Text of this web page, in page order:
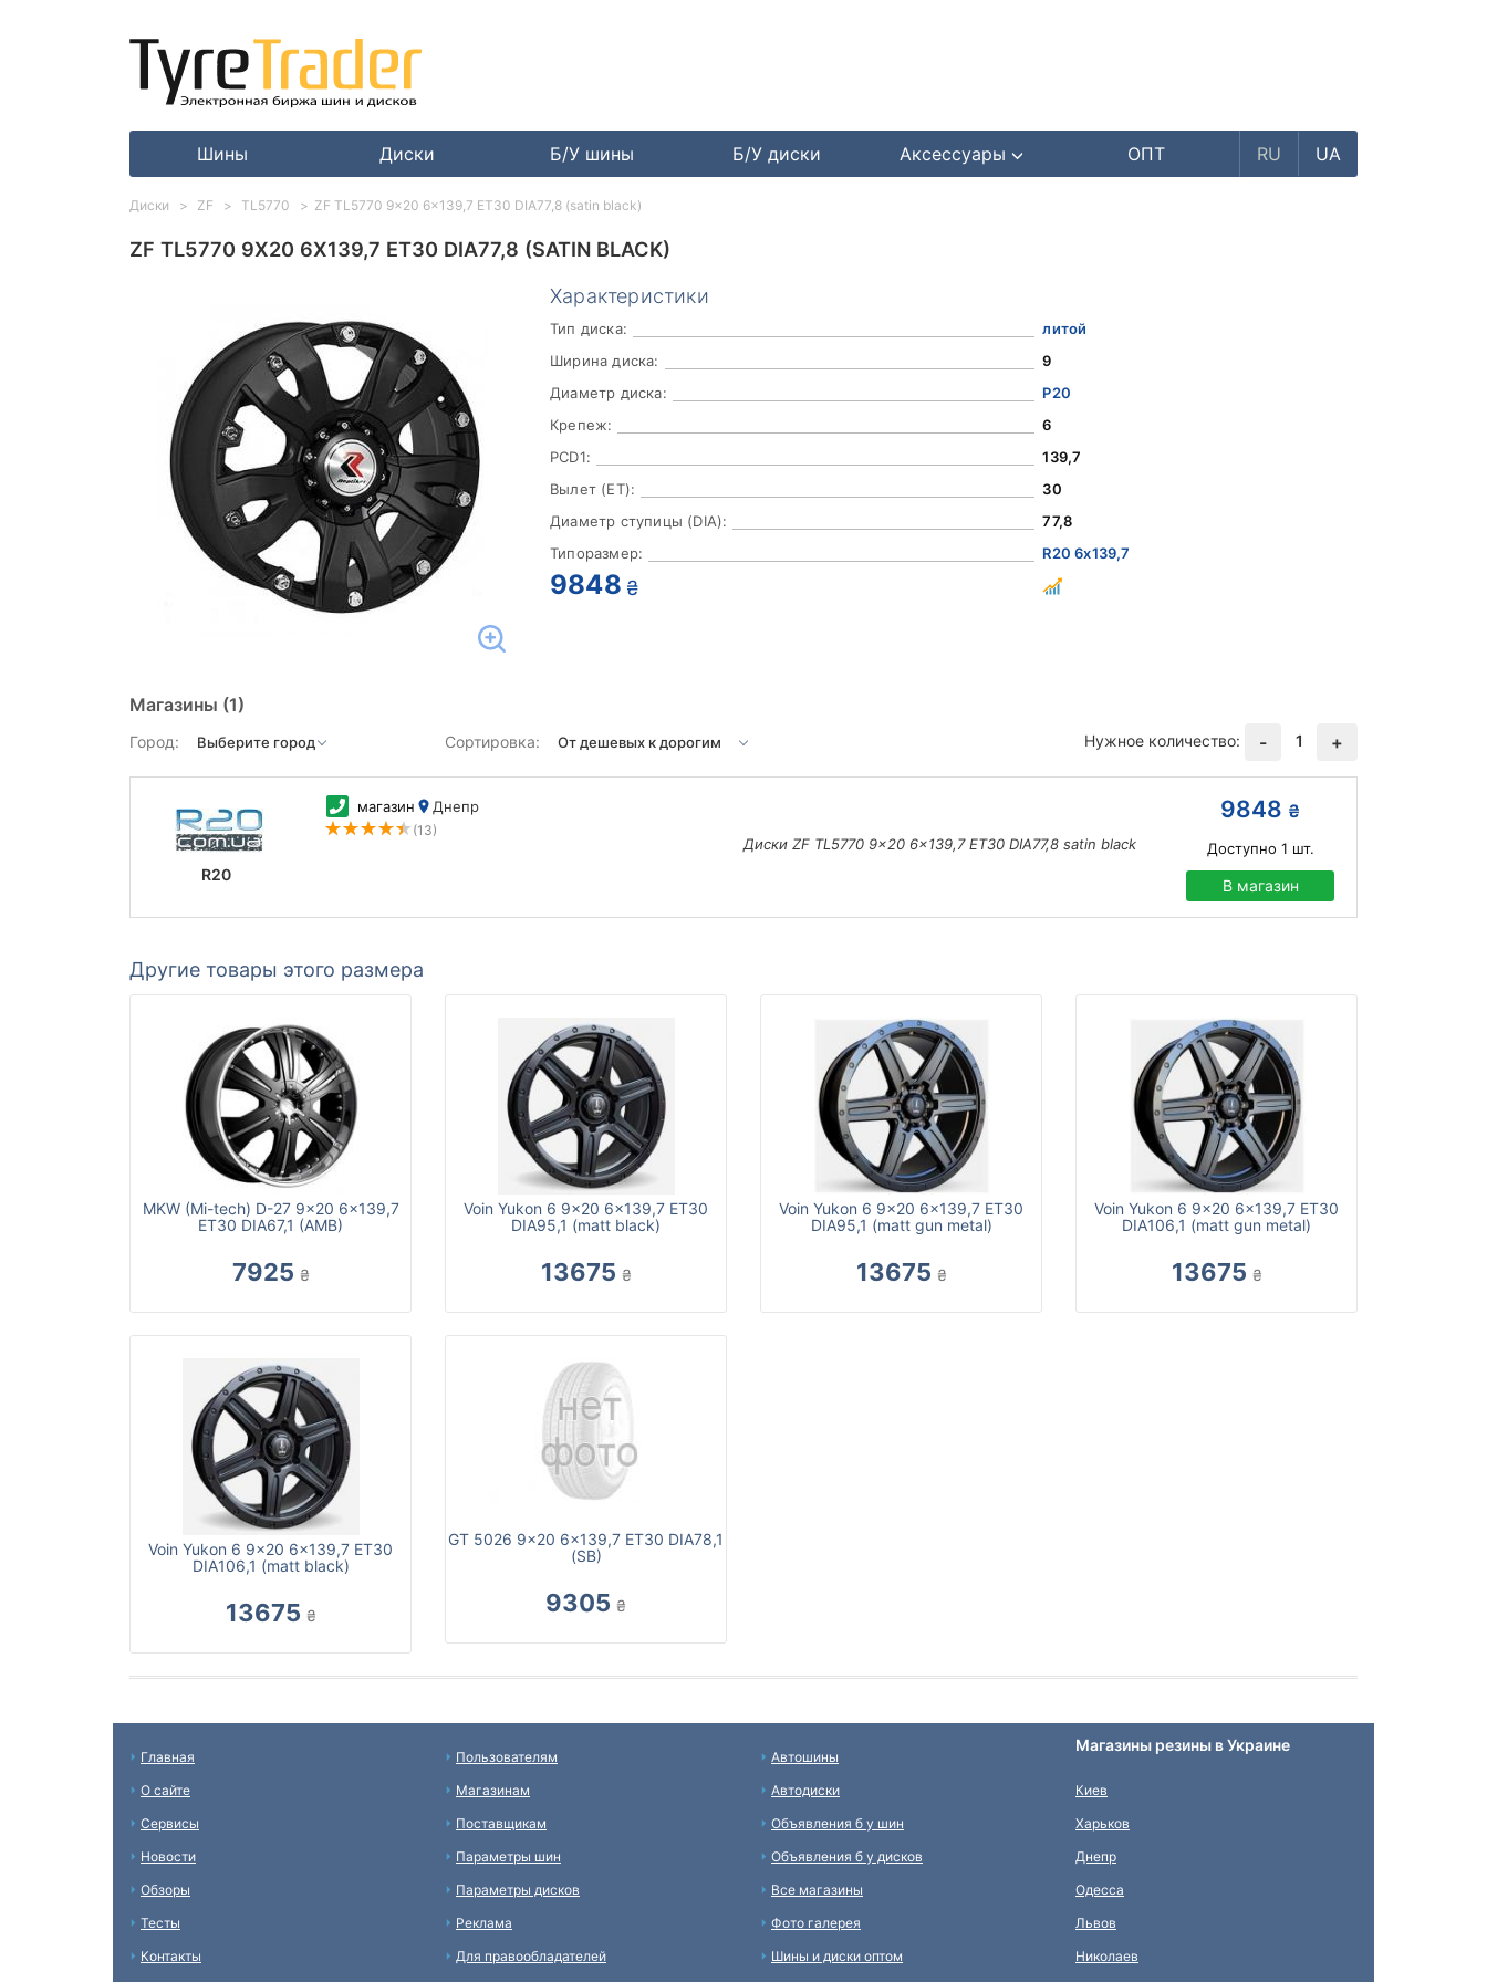
Шины Диски Б/У шины Б/У диски Аксессуары ОПТ RU UA
ZF TL5770 9X20 6X139,7 ET30 DIA77,8 (SATIN BLACK)
Характеристики
Тип диска:
литой
Ширина диска:
9
Диаметр диска:
Р20
Крепеж:
6
PCD1:
139,7
Вылет (ET):
30
Диаметр ступицы (DIA):
77,8
Типоразмер:
R20 6x139,7
9848 ₴
Магазины (1)
Город: Сортировка: Нужное количество: - 1 +
R20
магазин Днепр
(13)
Диски ZF TL5770 9x20 6x139,7 ET30 DIA77,8 satin black
9848 ₴
Доступно 1 шт.
В магазин
Другие товары этого размера
MKW (Mi-tech) D-27 9x20 6x139,7
ET30 DIA67,1 (AMB)
7925 ₴
Voin Yukon 6 9x20 6x139,7 ET30
DIA95,1 (matt black)
13675 ₴
Voin Yukon 6 9x20 6x139,7 ET30
DIA95,1 (matt gun metal)
13675 ₴
Voin Yukon 6 9x20 6x139,7 ET30
DIA106,1 (matt gun metal)
13675 ₴
Voin Yukon 6 9x20 6x139,7 ET30
DIA106,1 (matt black)
13675 ₴
GT 5026 9x20 6x139,7 ET30 DIA78,1
(SB)
9305 ₴
Диски ZF TL5770 ZF TL5770 9x20 6x139,7 ET30 DIA77,8 (satin black)
Главная
О сайте
Сервисы
Новости
Обзоры
Тесты
Контакты
Пользователям
Магазинам
Поставщикам
Параметры шин
Параметры дисков
Реклама
Для правообладателей
Автошины
Автодиски
Объявления б у шин
Объявления б у дисков
Все магазины
Фото галерея
Шины и диски оптом
Магазины резины в Украине
Киев
Харьков
Днепр
Одесса
Львов
Николаев